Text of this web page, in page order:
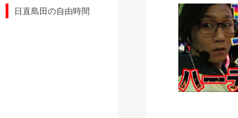
日直島田の優等生台TV